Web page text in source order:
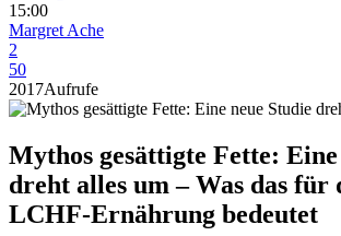
15:00
Margret Ache
2
50
2017Aufrufe
Mythos gesättigte Fette: Eine
dreht alles um – Was das für
LCHF-Ernährung bedeutet